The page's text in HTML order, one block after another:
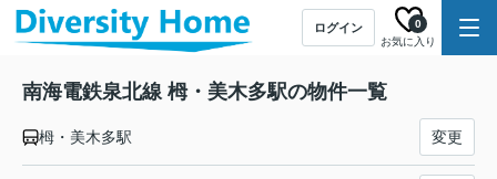
ログイン
お気に入り
0
南海電鉄泉北線 栂・美木多駅の物件一覧
栂・美木多駅 変更